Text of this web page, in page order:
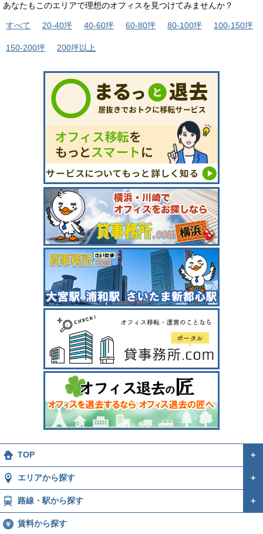
あなたもこのエリアで理想のオフィスを見つけてみませんか？
すべて 20-40坪 40-60坪 60-80坪 80-100坪 100-150坪
150-200坪 200坪以上
TOP ＋
エリアから探す ＋
路線・駅から探す ＋
賃料から探す